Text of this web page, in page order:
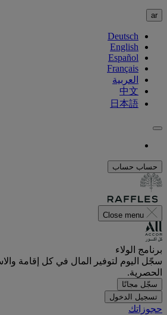
ar
Deutsch
English
Español
Français
العربية
中文
日本語
حساب حساب
Close menu
برنامج الولاء
سجّل اليوم لتوفير المال في كل إقامة
الحصرية.
سجّل مجانًا
تسجيل الدخول
حجوزاتك